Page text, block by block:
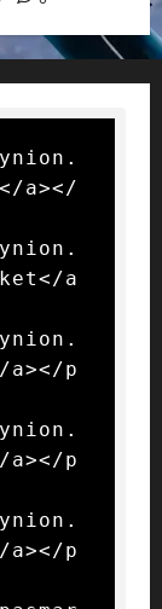
a></
a
p
p
p